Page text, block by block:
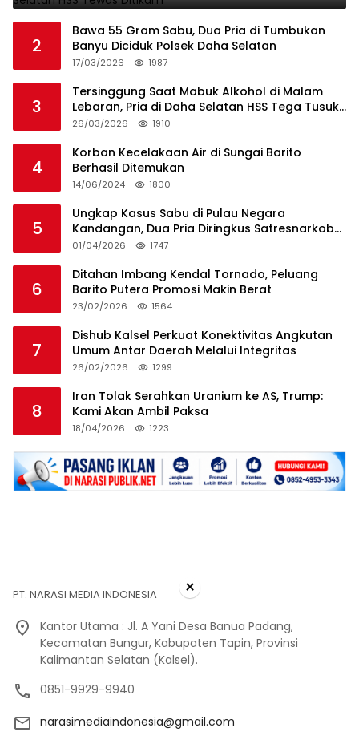
2
Bawa 55 Gram Sabu, Dua Pria di Tumbukan
Banyu Diciduk Polsek Daha Selatan
17/03/2026 1987
3
Tersinggung Saat Mabuk Alkohol di Malam
Lebaran, Pria di Daha Selatan HSS Tega Tusuk
Teman Sendiri
26/03/2026 1910
4
Korban Kecelakaan Air di Sungai Barito
Berhasil Ditemukan
14/06/2024 1800
5
Ungkap Kasus Sabu di Pulau Negara
Kandangan, Dua Pria Diringkus Satresnarkoba
HSS
01/04/2026 1747
6
Ditahan Imbang Kendal Tornado, Peluang
Barito Putera Promosi Makin Berat
23/02/2026 1564
7
Dishub Kalsel Perkuat Konektivitas Angkutan
Umum Antar Daerah Melalui Integritas
26/02/2026 1299
8
Iran Tolak Serahkan Uranium ke AS, Trump:
Kami Akan Ambil Paksa
18/04/2026 1223
PT. NARASI MEDIA INDONESIA
Kantor Utama : Jl. A Yani Desa Banua Padang,
Kecamatan Bungur, Kabupaten Tapin, Provinsi
Kalimantan Selatan (Kalsel).
0851-9929-9940
narasimediaindonesia@gmail.com
×